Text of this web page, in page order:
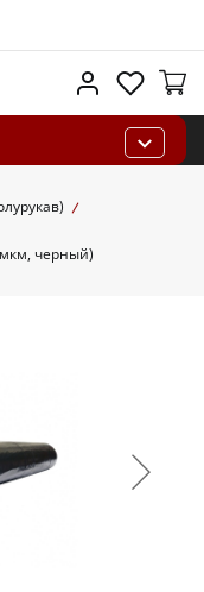
Личный
черный)